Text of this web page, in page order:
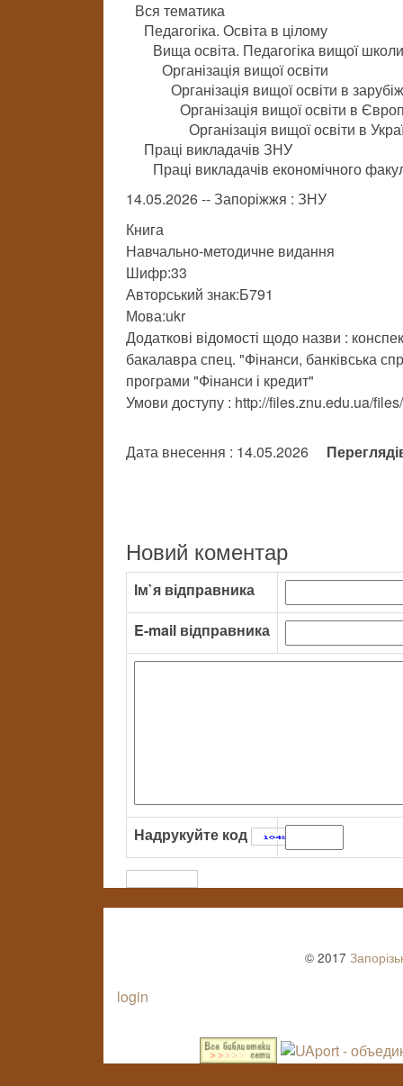
Вся тематика
Педагогіка. Освіта в цілому
Вища освіта. Педагогіка вищої школи
Організація вищої освіти
Організація вищої освіти в
Організація вищої освіти в
Організація вищої освіти в
Праці викладачів ЗНУ
Праці викладачів економічного
14.05.2026 -- Запоріжжя : ЗНУ
Книга
Навчально-методичне видання
Шифр:33
Авторський знак:Б791
Мова:ukr
Додаткові відомості щодо назви :
бакалавра спец. "Фінанси, банківська
програми "Фінанси і кредит"
Умови доступу : http://files.znu.edu.ua/
Дата внесення : 14.05.2026
Новий коментар
Ім`я відправника
E-mail відправника
Надрукуйте код
© 2017
login